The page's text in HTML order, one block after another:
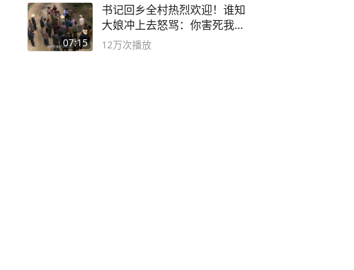
07:15
书记回乡全村热烈欢迎！谁知
大娘冲上去怒骂：你害死我儿
子
12万次播放